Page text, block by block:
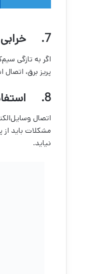
7. خرابی سیم‌کشی کلید و پریز برق
اگر به تازگی
پریز برق،
8. استفاده از لوازم برقی خراب
اتصال
مشکلات باید از
نیاید.